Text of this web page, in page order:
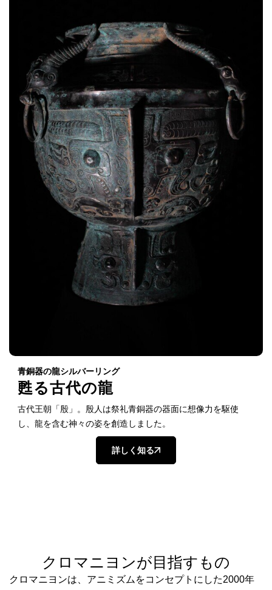
青銅器の龍シルバーリング
甦る古代の龍
古代王朝「殷」。殷人は祭礼青銅器の器面に想像力を駆使
し、龍を含む神々の姿を創造しました。
詳しく知る
クロマニヨンが目指すもの
クロマニヨンは、アニミズムを​コンセプトにした​2000年